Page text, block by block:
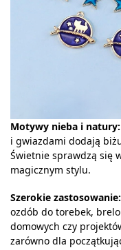
Motywy nieba i natury:
i gwiazdami dodają
Świetnie sprawdzą się
magicznym stylu.
Szerokie zastosowanie:
ozdób do torebek,
domowych czy
zarówno dla